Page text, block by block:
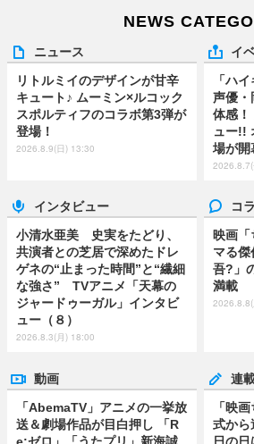
NEWS
ニュース
リトルミイのデザインが甘辛
キュート♪ ムーミン×ルコック
スポルティフのコラボ第3弾が
登場！
2026.8.9(日) 13:30
イ
「ハ
声優・
体感！
ュー!!
場が開
インタビュー
小清水亜美 史実をたどり、
共演者との芝居で深めたドレ
ゲネの“止まった時間”と“繊細
な強さ” TVアニメ「天幕の
ジャードゥーガル」インタビ
ュー（８）
2026.8.3(月) 18:00
コ
映画「
マる
吾?」
満載
動画
「AbemaTV」アニメの一挙放
送＆劇場作品が目白押し 「R
連
「映
式か